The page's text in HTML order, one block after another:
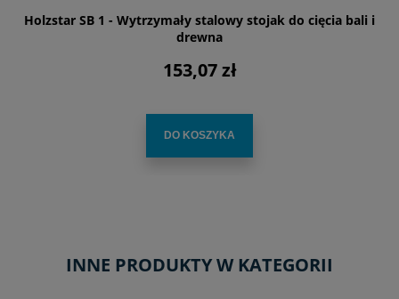
Holzstar SB 1 - Wytrzymały stalowy stojak do cięcia bali i
drewna
153,07 zł
DO KOSZYKA
INNE PRODUKTY W KATEGORII